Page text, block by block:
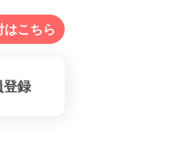
はこちら
登録